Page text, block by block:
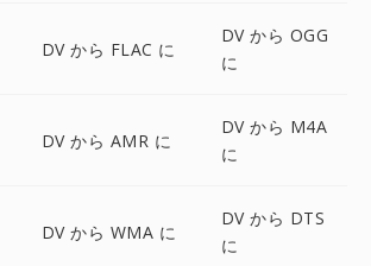
DV から FLAC に
DV から OGG
に
DV から AMR に
DV から M4A
に
DV から WMA に
DV から DTS
に